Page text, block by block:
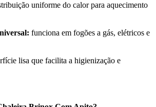
uniforme do calor para aquecimento
funciona em fogões a gás, elétricos e
lisa que facilita a higienização e